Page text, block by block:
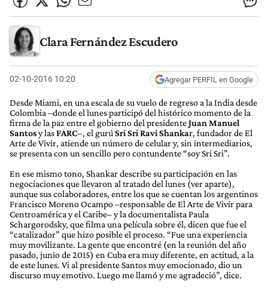
Clara Fernández Escudero
02-10-2016 10:20 Agregar PERFIL en Google
Desde Miami, en una escala de su vuelo de regreso a la India desde
Colombia –donde el lunes participó del histórico momento de la
firma de la paz entre el gobierno del presidenteJuan Manuel
Santosy lasFARC–, el gurú Sri Sri Ravi Shankar, fundador de El
Arte de Vivir, atiende un número de celular y, sin intermediarios,
se presenta con un sencillo pero contundente “soy Sri Sri”.
En ese mismo tono, Shankar describe su participación en las
negociaciones que llevaron al tratado del lunes (ver aparte),
aunque sus colaboradores, entre los que se cuentan los argentinos
Francisco Moreno Ocampo –responsable de El Arte de Vivir para
Centroamérica y el Caribe– y la documentalista Paula
Schargorodsky, que filma una película sobre él, dicen que fue el
“catalizador” que hizo posible el proceso. “Fue una experiencia
muy movilizante. La gente que encontré (en la reunión del año
pasado, junio de 2015) en Cuba era muy diferente, en actitud, a la
de este lunes. Vi al presidente Santos muy emocionado, dio un
discurso muy emotivo. Luego me llamó y me agradeció”, dice.